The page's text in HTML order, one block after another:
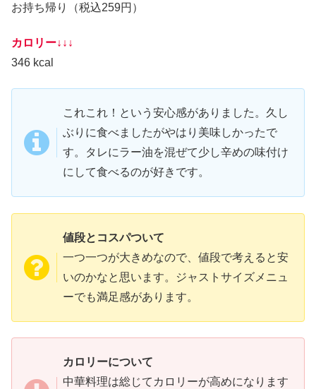
お持ち帰り（税込259円）
カロリー↓↓↓
346 kcal
これこれ！という安心感がありました。久し
ぶりに食べましたがやはり美味しかったで
す。タレにラー油を混ぜて少し辛めの味付け
にして食べるのが好きです。
値段とコスパついて
一つ一つが大きめなので、値段で考えると安
いのかなと思います。ジャストサイズメニュ
ーでも満足感があります。
カロリーについて
中華料理は総じてカロリーが高めになります